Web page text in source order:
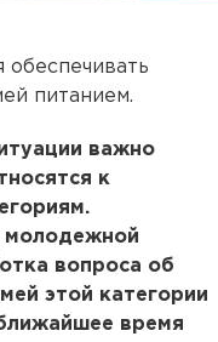
обеспечивать
питанием.
важно
к
молодежной
вопроса об
этой категории
время